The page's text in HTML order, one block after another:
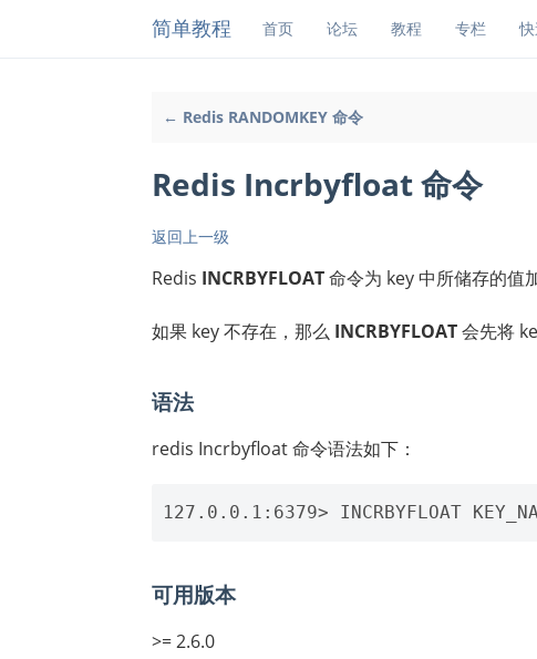
简单教程 首页 论坛 教程 专栏
← Redis RANDOMKEY 命令
Redis Incrbyfloat 命令
返回上一级
Redis INCRBYFLOAT命令为 key 中所储存的值
如果 key 不存在，那么 INCRBYFLOAT会先将
语法
redis Incrbyfloat 命令语法如下：
可用版本
>= 2.6.0